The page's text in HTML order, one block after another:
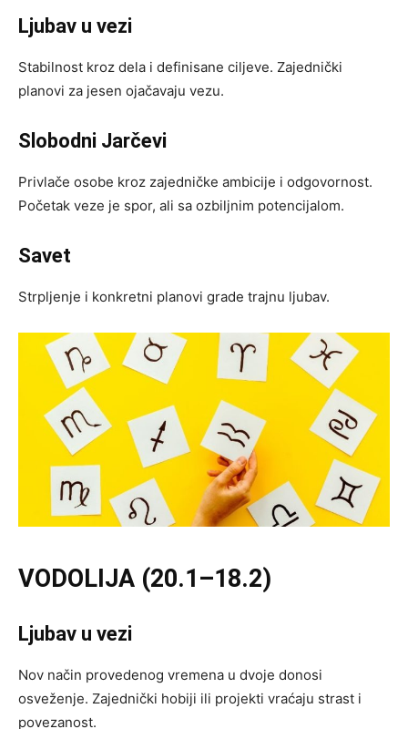
Ljubav u vezi
Stabilnost kroz dela i definisane ciljeve. Zajednički
planovi za jesen ojačavaju vezu.
Slobodni Jarčevi
Privlače osobe kroz zajedničke ambicije i odgovornost.
Početak veze je spor, ali sa ozbiljnim potencijalom.
Savet
Strpljenje i konkretni planovi grade trajnu ljubav.
VODOLIJA (20.1–18.2)
Ljubav u vezi
Nov način provedenog vremena u dvoje donosi
osveženje. Zajednički hobiji ili projekti vraćaju strast i
povezanost.